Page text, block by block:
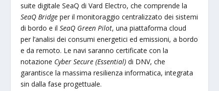
suite digitale SeaQ di Vard Electro, che comprende la
SeaQ Bridge per il monitoraggio centralizzato dei sistemi
di bordo e ilSeaQ Green Pilot, una piattaforma cloud
per l’analisi dei consumi energetici ed emissioni, a bordo
e da remoto. Le navi saranno certificate con la
notazione Cyber Secure (Essential) di DNV, che
garantisce la massima resilienza informatica, integrata
sin dalla fase progettuale.